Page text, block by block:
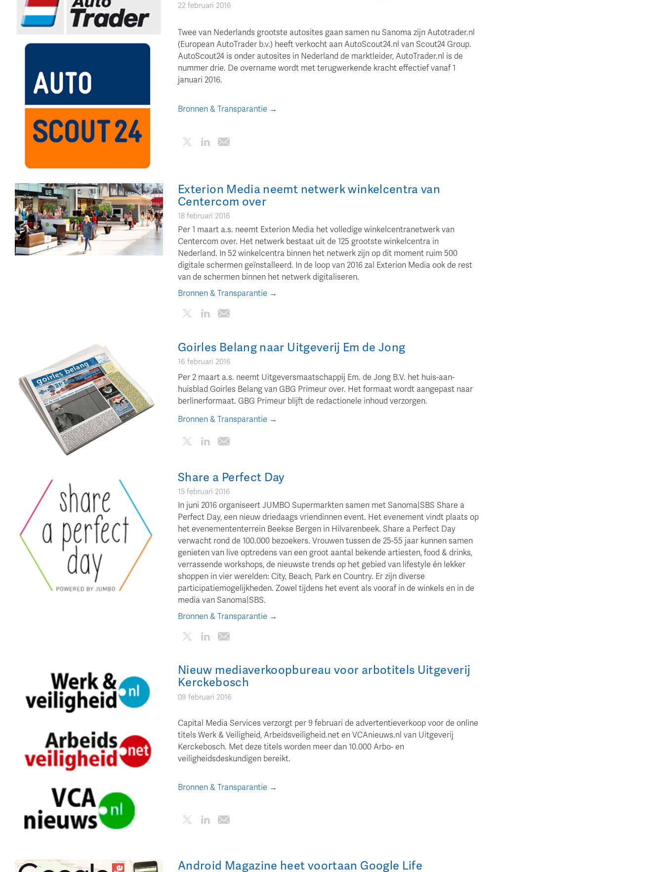
22 februari 2016
Twee van Nederlands grootste autosites gaan samen nu Sanoma zijn Autotrader.nl
(European AutoTrader b.v.) heeft verkocht aan AutoScout24.nl van Scout24 Group.
AutoScout24 is onder autosites in Nederland de marktleider, AutoTrader.nl is de
nummer drie. De overname wordt met terugwerkende kracht effectief vanaf 1
januari 2016.
Bronnen & Transparantie →
Exterion Media neemt netwerk winkelcentra van
Centercom over
18 februari 2016
Per 1 maart a.s. neemt Exterion Media het volledige winkelcentranetwerk van
Centercom over. Het netwerk bestaat uit de 125 grootste winkelcentra in
Nederland. In 52 winkelcentra binnen het netwerk zijn op dit moment ruim 500
digitale schermen geïnstalleerd. In de loop van 2016 zal Exterion Media ook de rest
van de schermen binnen het netwerk digitaliseren.
Bronnen & Transparantie →
Goirles Belang naar Uitgeverij Em de Jong
16 februari 2016
Per 2 maart a.s. neemt Uitgeversmaatschappij Em. de Jong B.V. het huis-aan-
huisblad Goirles Belang van GBG Primeur over. Het formaat wordt aangepast naar
berlinerformaat. GBG Primeur blijft de redactionele inhoud verzorgen.
Bronnen & Transparantie →
Share a Perfect Day
15 februari 2016
In juni 2016 organiseert JUMBO Supermarkten samen met Sanoma|SBS Share a
Perfect Day, een nieuw driedaags vriendinnen event. Het evenement vindt plaats op
het evenemententerrein Beekse Bergen in Hilvarenbeek. Share a Perfect Day
verwacht rond de 100.000 bezoekers. Vrouwen tussen de 25-55 jaar kunnen samen
genieten van live optredens van een groot aantal bekende artiesten, food & drinks,
verrassende workshops, de nieuwste trends op het gebied van lifestyle én lekker
shoppen in vier werelden: City, Beach, Park en Country. Er zijn diverse
participatiemogelijkheden. Zowel tijdens het event als vooraf in de winkels en in de
media van Sanoma|SBS.
Bronnen & Transparantie →
Nieuw mediaverkoopbureau voor arbotitels Uitgeverij
Kerckebosch
09 februari 2016
Capital Media Services verzorgt per 9 februari de advertentieverkoop voor de online
titels Werk & Veiligheid, Arbeidsveiligheid.net en VCAnieuws.nl van Uitgeverij
Kerckebosch. Met deze titels worden meer dan 10.000 Arbo- en
veiligheidsdeskundigen bereikt.
Bronnen & Transparantie →
Android Magazine heet voortaan Google Life